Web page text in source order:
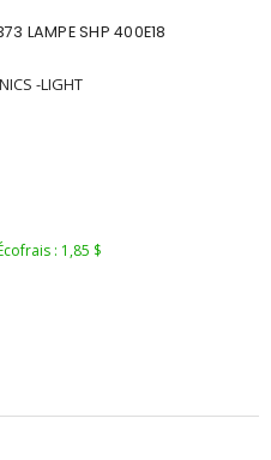
LAMPE SHP 400E18
-LIGHT
: 1,85 $